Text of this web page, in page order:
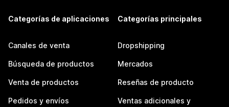
Categorías de aplicaciones
Canales de venta
Búsqueda de productos
Venta de productos
Pedidos y envíos
Categorías principales
Dropshipping
Mercados
Reseñas de producto
Ventas adicionales y